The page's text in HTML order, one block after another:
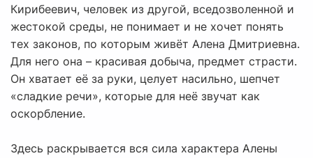
Кирибеевич, человек из другой, вседозволенной и
жестокой среды, не понимает и не хочет понять
тех законов, по которым живёт Алена Дмитриевна.
Для него она – красивая добыча, предмет страсти.
Он хватает её за руки, целует насильно, шепчет
«сладкие речи», которые для неё звучат как
оскорбление.
Здесь раскрывается вся сила характера Алены